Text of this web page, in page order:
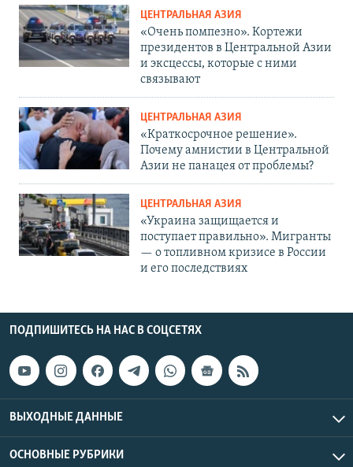
ЦЕНТРАЛЬНАЯ АЗИЯ
«Очень помпезно». Кортежи
президентов в Центральной Азии
и эксцессы, которые с ними
связывают
ЦЕНТРАЛЬНАЯ АЗИЯ
«Краткосрочное решение».
Почему амнистии в Центральной
Азии не панацея от проблемы?
ЦЕНТРАЛЬНАЯ АЗИЯ
«Украина защищается и
поступает правильно». Мигранты
— о топливном кризисе в России
и его последствиях
ПОДПИШИТЕСЬ НА НАС В СОЦСЕТЯХ
ВЫХОДНЫЕ ДАННЫЕ
ОСНОВНЫЕ РУБРИКИ